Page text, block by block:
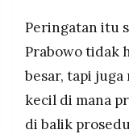
Peringatan itu
Prabowo tidak
besar, tapi
kecil di mana
di balik